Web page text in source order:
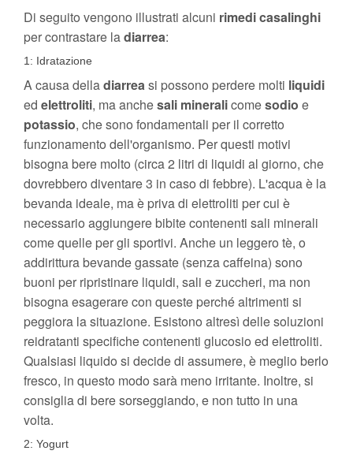
Di seguito vengono illustrati alcuni rimedi casalinghi
per contrastare ladiarrea:
1: Idratazione
A causa delladiarreasi possono perdere molti liquidi
ed elettroliti, ma anchesali mineralicomesodio e
potassio, che sono fondamentali per il corretto
funzionamento dell'organismo. Per questi motivi
bisogna bere molto (circa 2 litri di liquidi al giorno, che
dovrebbero diventare 3 in caso di febbre). L'acqua è la
bevanda ideale, ma è priva di elettroliti per cui è
necessario aggiungere bibite contenenti sali minerali
come quelle per gli sportivi. Anche un leggero tè, o
addirittura bevande gassate (senza caffeina) sono
buoni per ripristinare liquidi, sali e zuccheri, ma non
bisogna esagerare con queste perché altrimenti si
peggiora la situazione. Esistono altresì delle soluzioni
reidratanti specifiche contenenti glucosio ed elettroliti.
Qualsiasi liquido si decide di assumere, è meglio berlo
fresco, in questo modo sarà meno irritante. Inoltre, si
consiglia di bere sorseggiando, e non tutto in una
volta.
2: Yogurt